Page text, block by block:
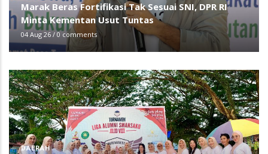
Marak Beras Fortifikasi Tak Sesuai SNI, DPR RI
Minta Kementan Usut Tuntas
04 Aug 26 / 0 comments
DAERAH